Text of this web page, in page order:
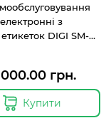
з
DIGI SM-
грн.
Купити